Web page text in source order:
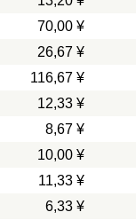
70,00 ¥
26,67 ¥
116,67 ¥
12,33 ¥
8,67 ¥
10,00 ¥
11,33 ¥
6,33 ¥